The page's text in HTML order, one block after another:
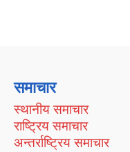
समाचार
स्थानीय समाचार
राष्ट्रिय समाचार
अन्तर्राष्ट्रिय समाचार